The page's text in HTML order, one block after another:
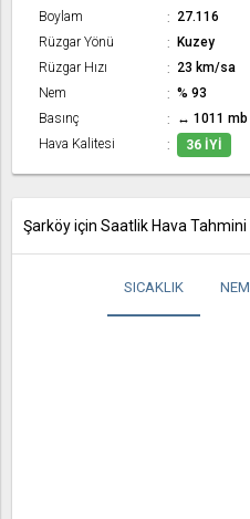
Boylam
27.116
Rüzgar Yönü
Kuzey
Rüzgar Hızı
23 km/sa
Nem
% 93
Basınç
↔ 1011 mb
Hava Kalitesi
36 İYI
Şarköy için Saatlik Hava Tahmini
SICAKLIK NEM